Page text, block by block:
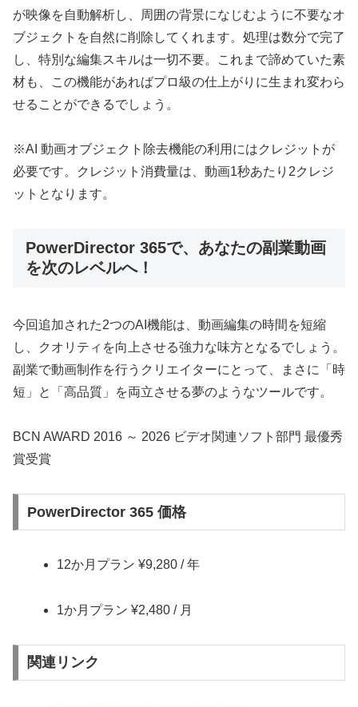
が映像を自動解析し、周囲の背景になじむように不要なオ
ブジェクトを自然に削除してくれます。処理は数分で完了
し、特別な編集スキルは一切不要。これまで諦めていた素
材も、この機能があればプロ級の仕上がりに生まれ変わら
せることができるでしょう。
※AI 動画オブジェクト除去機能の利用にはクレジットが
必要です。クレジット消費量は、動画1秒あたり2クレジ
ットとなります。
PowerDirector 365で、あなたの副業動画
を次のレベルへ！
今回追加された2つのAI機能は、動画編集の時間を短縮
し、クオリティを向上させる強力な味方となるでしょう。
副業で動画制作を行うクリエイターにとって、まさに「時
短」と「高品質」を両立させる夢のようなツールです。
BCN AWARD 2016 ～ 2026 ビデオ関連ソフト部門 最優秀
賞受賞
PowerDirector 365 価格
12か月プラン ¥9,280 / 年
1か月プラン ¥2,480 / 月
関連リンク